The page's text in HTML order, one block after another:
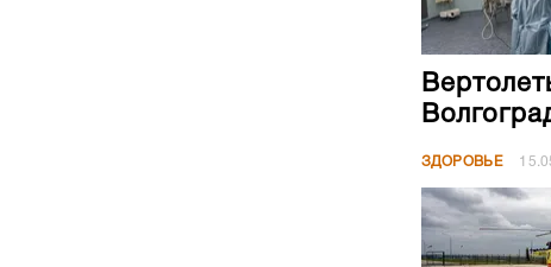
ЗДОРОВЬЕ